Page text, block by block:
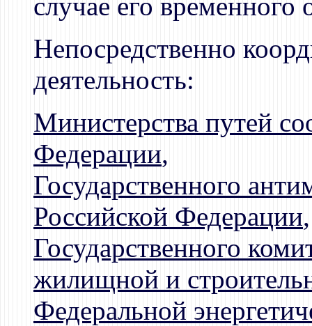
Непосредственно
деятельность:
Министерства путей
Федерации,
Государственного
Российской Федерации,
Государственного
жилищной и
Федеральной